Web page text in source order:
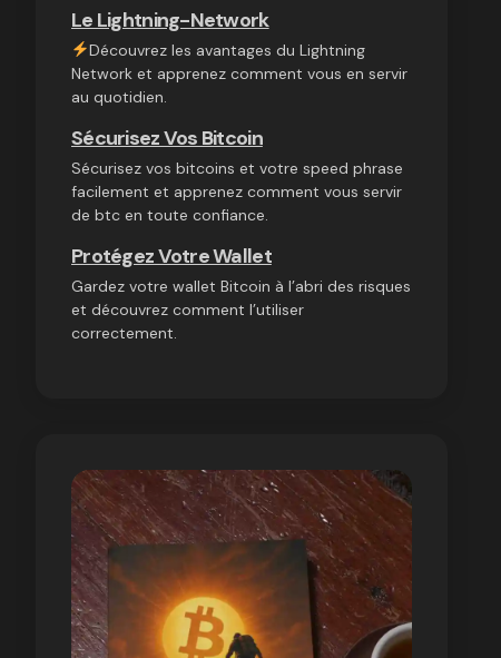
Le Lightning-Network
Découvrez les avantages du Lightning
Network et apprenez comment vous en servir
au quotidien.
Sécurisez Vos Bitcoin
Sécurisez vos bitcoins et votre speed phrase
facilement et apprenez comment vous servir
de btc en toute confiance.
Protégez Votre Wallet
Gardez votre wallet Bitcoin à l’abri des risques
et découvrez comment l’utiliser
correctement.